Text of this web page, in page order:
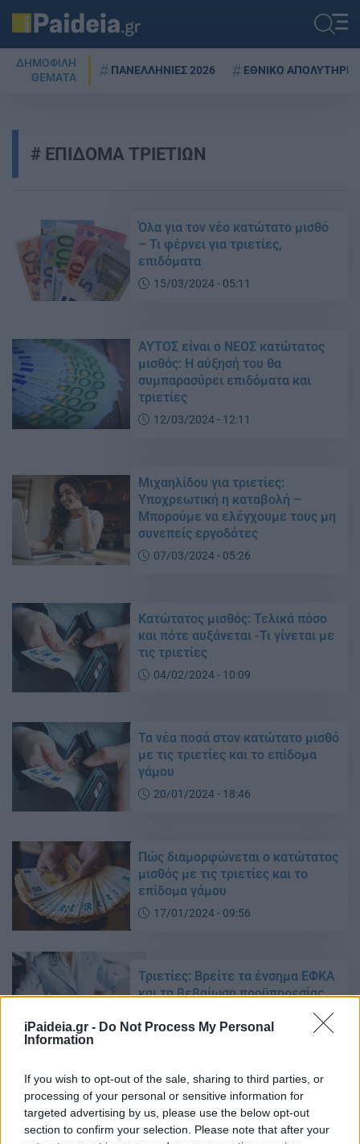
iPaideia.gr - Do Not Process My Personal
Information
If you wish to opt-out of the sale, sharing to third parties, or
processing of your personal or sensitive information for
targeted advertising by us, please use the below opt-out
section to confirm your selection. Please note that after your
ΔΗΜΟΦΙΛΗ
ΘΕΜΑΤΑ
ΠΑΝΕΛΛΗΝΙΕΣ 2026 ΕΘΝΙΚΟ ΑΠΟΛΥΤΗΡΙΟ
ΕΠΙΔΟΜΑ ΤΡΙΕΤΙΩΝ
Όλα για τον νέο κατώτατο μισθό
– Τι φέρνει για τριετίες,
επιδόματα
15/03/2024 - 05:11
ΑΥΤΟΣ είναι ο ΝΕΟΣ κατώτατος
μισθός: Η αύξησή του θα
συμπαρασύρει επιδόματα και
τριετίες
12/03/2024 - 12:11
Μιχαηλίδου για τριετίες:
Υποχρεωτική η καταβολή –
Μπορούμε να ελέγχουμε τους μη
συνεπείς εργοδότες
07/03/2024 - 05:26
Κατώτατος μισθός: Τελικά πόσο
και πότε αυξάνεται -Τι γίνεται με
τις τριετίες
04/02/2024 - 10:09
Τα νέα ποσά στον κατώτατο μισθό
με τις τριετίες και το επίδομα
γάμου
20/01/2024 - 18:46
Πώς διαμορφώνεται ο κατώτατος
μισθός με τις τριετίες και το
επίδομα γάμου
17/01/2024 - 09:56
Τριετίες: Βρείτε τα ένσημα ΕΦΚΑ
και τη βεβαίωση προϋπηρεσίας
Αυξήσεις στους μισθούς: Οι
πρωτοβουλίες για τους
εργαζόμενους
08/01/2024 - 13:58